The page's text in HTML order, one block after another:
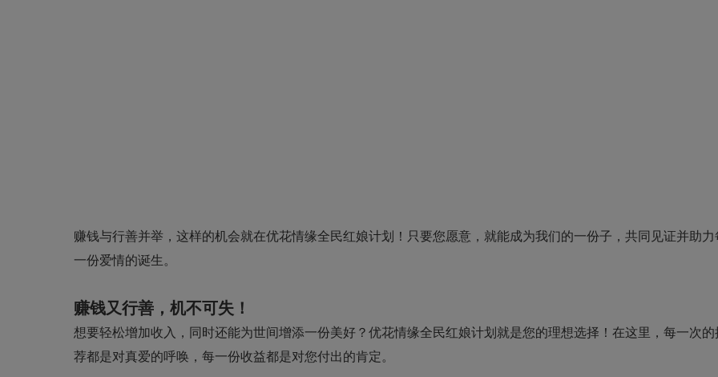
赚钱与行善并举，这样的机会就在优花情缘全民红娘计划！只要您愿意，就能成为我们的一份子，共同见证并助力
一份爱情的诞生。
赚钱又行善，机不可失！
想要轻松增加收入，同时还能为世间增添一份美好？优花情缘全民红娘计划就是您的理想选择！在这里，每一次的
荐都是对真爱的呼唤，每一份收益都是对您付出的肯定。